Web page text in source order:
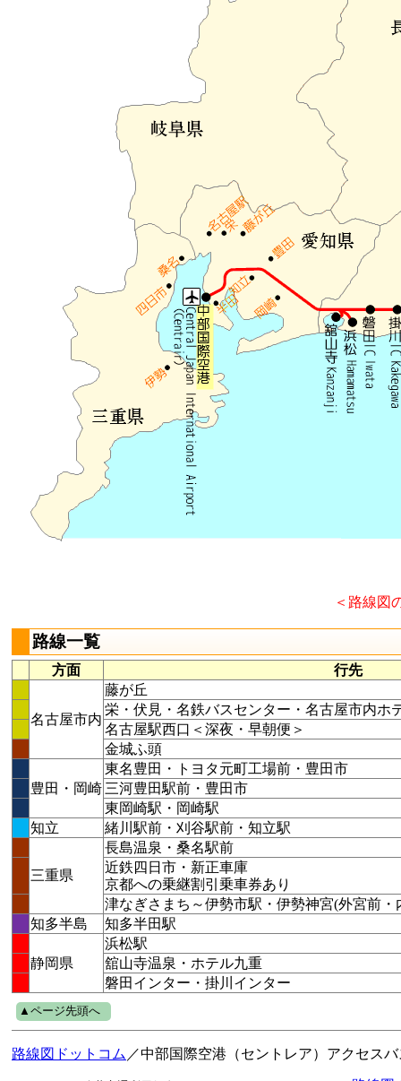
＜路線図
路線一覧
方面 行先
名古屋市内
藤が丘
栄・伏見・名鉄バスセンター・名古屋市内
名古屋駅西口＜深夜・早朝便＞
金城ふ頭
豊田・岡崎
東名豊田・トヨタ元町工場前・豊田市
三河豊田駅前・豊田市
東岡崎駅・岡崎駅
知立
緒川駅前・刈谷駅前・知立駅
三重県
長島温泉・桑名駅前
近鉄四日市・新正車庫
京都への乗継割引乗車券あり
津なぎさまち～伊勢市駅・伊勢神宮(外宮前・
知多半島
知多半田駅
静岡県
浜松駅
舘山寺温泉・ホテル九重
磐田インター・掛川インター
▲ページ先頭へ
路線図ドットコム ／中部国際空港（セントレア）アクセス